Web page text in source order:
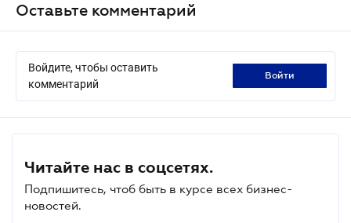
Оставьте комментарий
Войдите, чтобы оставить
комментарий
войти
Читайте нас в соцсетях.
Подпишитесь, чтоб быть в курсе всех бизнес-
новостей.